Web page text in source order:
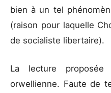
bien à un tel
(raison pour laquelle
de socialiste libertaire).
La lecture
orwellienne. Faute de